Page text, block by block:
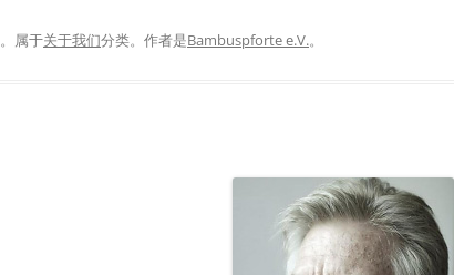
。属于关于我们分类。 作者是Bambuspforte e.V.。